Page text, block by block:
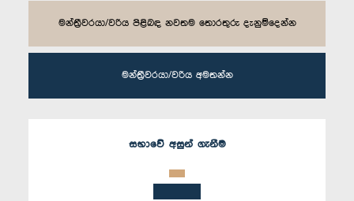
මන්ත්‍රීවරයා/වරිය පිළිබඳ නවතම තොරතුරු දැනුම්දෙන්න
මන්ත්‍රීවරයා/වරිය අමතන්න
සභාවේ අසුන් ගැනීම